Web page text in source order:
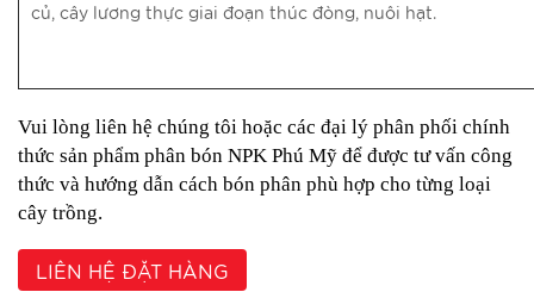
củ, cây lương thực giai đoạn thúc đòng, nuôi hạt.
Vui lòng liên hệ chúng tôi hoặc các đại lý phân phối chính
thức sản phẩm phân bón NPK Phú Mỹ để được tư vấn công
thức và hướng dẫn cách bón phân phù hợp cho từng loại
cây trồng.
LIÊN HỆ ĐẶT HÀNG